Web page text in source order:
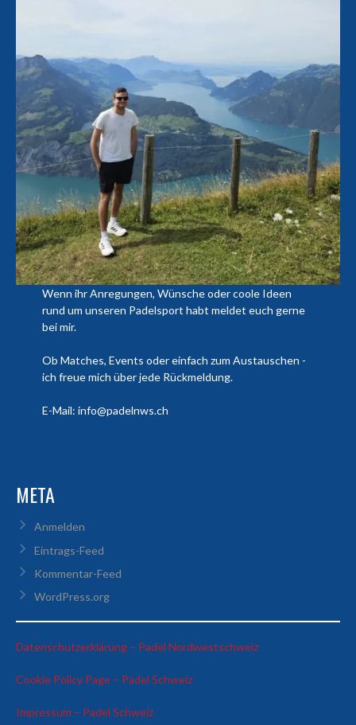
Wenn ihr Anregungen, Wünsche oder coole Ideen
rund um unseren Padelsport habt meldet euch gerne
bei mir.
Ob Matches, Events oder einfach zum Austauschen -
ich freue mich über jede Rückmeldung.
E-Mail: info@padelnws.ch
META
Anmelden
Eintrags-Feed
Kommentar-Feed
WordPress.org
Datenschutzerklärung – Padel Nordwestschweiz:
Cookie Policy Page – Padel Schweiz:
Impressum – Padel Schweiz: